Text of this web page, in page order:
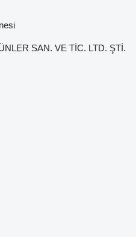
SAN. VE TİC. LTD. ŞTİ.